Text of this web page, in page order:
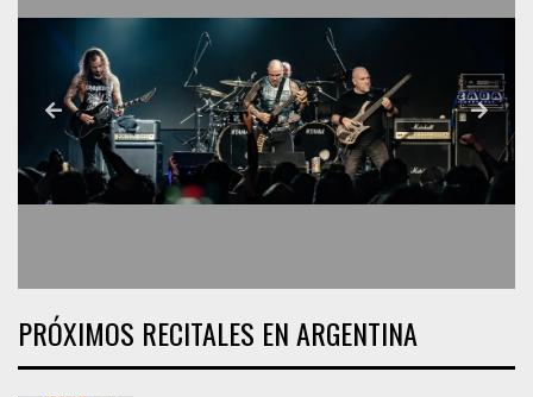
PRÓXIMOS RECITALES EN ARGENTINA